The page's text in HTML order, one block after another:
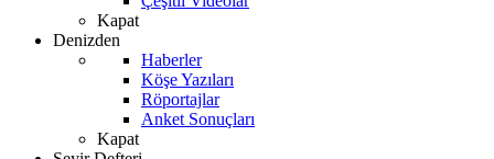
Kapat
Denizden
Haberler
Köşe Yazıları
Röportajlar
Anket Sonuçları
Kapat